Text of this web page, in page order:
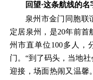
回望·这条航线的
泉州市金门同胞联
定居泉州，是20年前首
州市直单位100多人，
门。“到了码头，当地
迎接，场面热闹又温馨